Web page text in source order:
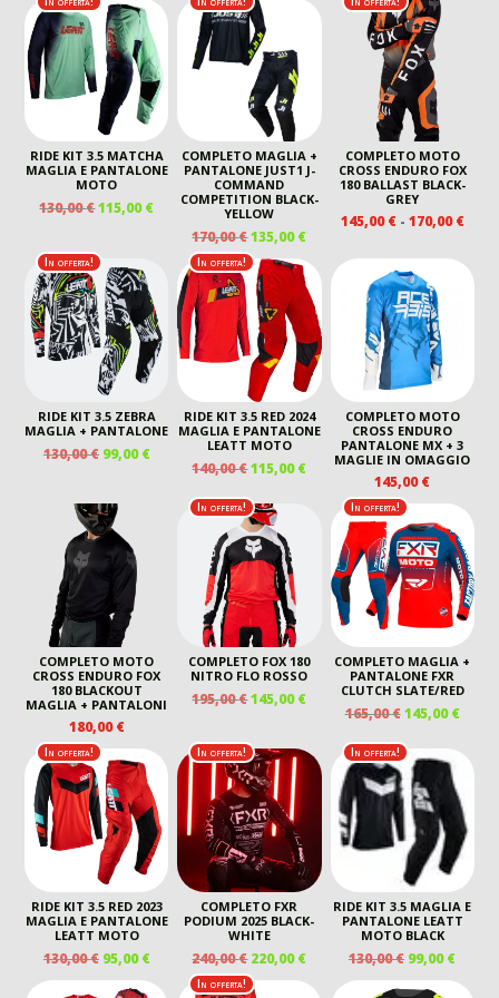
RIDE KIT 3.5 MATCHA
MAGLIA E PANTALONE
MOTO
130,00€IL
ERA:
130,00 €.
115,00€IL
ATTUALE
115,00 €.
COMPLETO MAGLIA +
PANTALONE JUST1 J-
COMMAND
COMPETITION BLACK-
YELLOW
170,00€IL
PREZZO
ORIGINALE
ERA:
170,00 €.
135,00€IL
PREZZO
ATTUALE
È:
135,00 €.
COMPLETO MOTO
CROSS ENDURO FOX
180 BALLAST BLACK-
GREY
145,00€ - 170,00€
DA
In offerta!
RIDE KIT 3.5 ZEBRA
MAGLIA + PANTALONE
130,00€ IL
ERA:
130,00 €.
99,00€IL
PREZZO
In offerta!
RIDE KIT 3.5 RED 2024
MAGLIA E PANTALONE
LEATT MOTO
140,00€IL
ORIGINALE
ERA:
140,00 €.
115,00€IL
ATTUALE
115,00 €.
COMPLETO MOTO
CROSS ENDURO
PANTALONE MX + 3
MAGLIE IN OMAGGIO
145,00€
COMPLETO MOTO
CROSS ENDURO FOX
180 BLACKOUT
MAGLIA + PANTALONI
180,00€
In offerta!
COMPLETO FOX 180
NITRO FLO ROSSO
195,00€IL
ERA:
195,00 €.
145,00€IL
PREZZO
È:
145,00 €.
In offerta!
COMPLETO MAGLIA +
PANTALONE FXR
CLUTCH SLATE/RED
165,00€ IL
ORIGINALE
ERA:
165,00 €.
145,00€IL
In offerta!
RIDE KIT 3.5 RED 2023
MAGLIA E PANTALONE
LEATT MOTO
130,00€ IL
PREZZO
95,00€IL
PREZZO
In offerta!
COMPLETO FXR
PODIUM 2025 BLACK-
WHITE
240,00€ IL
PREZZO
220,00€IL
PREZZO
In offerta!
RIDE KIT 3.5 MAGLIA E
PANTALONE LEATT
MOTO BLACK
130,00€ IL
PREZZO
99,00€IL
In offerta!